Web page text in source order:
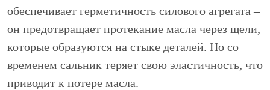
обеспечивает герметичность силового агрегата –
он предотвращает протекание масла через щели,
которые образуются на стыке деталей. Но со
временем сальник теряет свою эластичность, что
приводит к потере масла.